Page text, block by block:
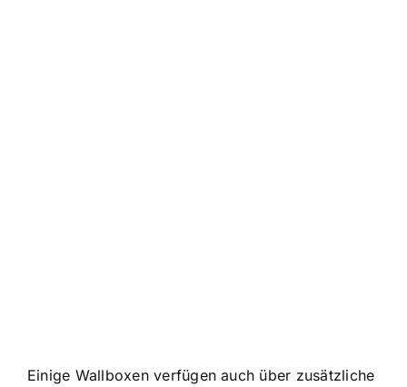
Einige Wallboxen verfügen auch über zusätzliche